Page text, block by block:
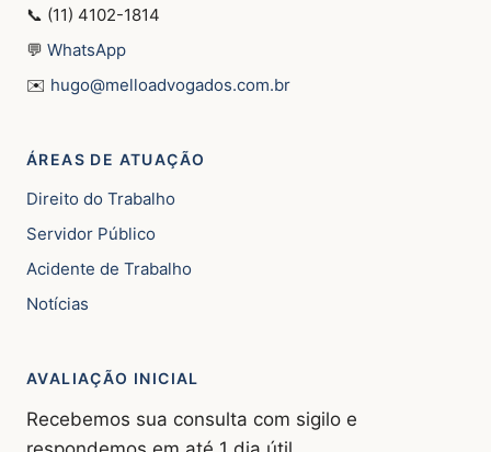
📞 (11) 4102-1814
💬 WhatsApp
✉️ hugo@melloadvogados.com.br
ÁREAS DE ATUAÇÃO
Direito do Trabalho
Servidor Público
Acidente de Trabalho
Notícias
AVALIAÇÃO INICIAL
Recebemos sua consulta com sigilo e